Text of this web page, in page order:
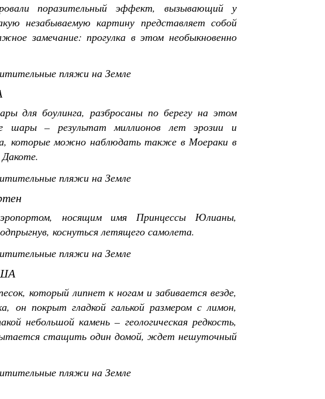
поразительный эффект, вызывающий у
незабываемую картину представляет собой
замечание: прогулка в этом необыкновенно
для боулинга, разбросаны по берегу на этом
шары – результат миллионов лет эрозии и
которые можно наблюдать также в Моераки в
носящим имя Принцессы Юлианы,
коснуться летящего самолета.
который липнет к ногам и забивается везде,
он покрыт гладкой галькой размером с лимон,
небольшой камень – геологическая редкость,
стащить один домой, ждет нешуточный